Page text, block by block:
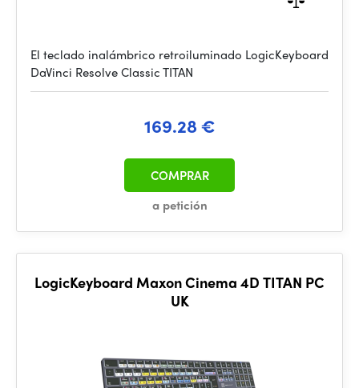
El teclado inalámbrico retroiluminado LogicKeyboard
DaVinci Resolve Classic TITAN
169.28 €
a petición
COMPRAR
LogicKeyboard Maxon Cinema 4D TITAN PC
UK